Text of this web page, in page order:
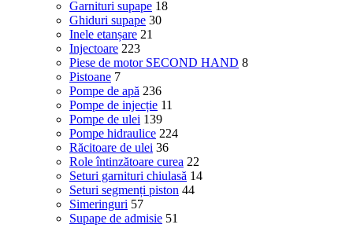
Garnituri supape 18
Ghiduri supape 30
Inele etanșare 21
Injectoare 223
Piese de motor SECOND HAND 8
Pistoane 7
Pompe de apă 236
Pompe de injecție 11
Pompe de ulei 139
Pompe hidraulice 224
Răcitoare de ulei 36
Role întinzătoare curea 22
Seturi garnituri chiulasă 14
Seturi segmenți piston 44
Simeringuri 57
Supape de admisie 51